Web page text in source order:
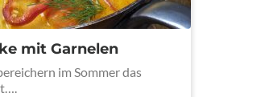
mit Garnelen
im Sommer das